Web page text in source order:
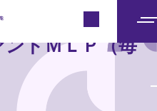
ニ
ドＭＬＰ（毎